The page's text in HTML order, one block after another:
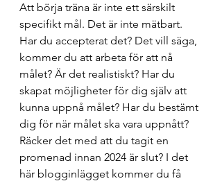
Att börja träna är inte ett särskilt
specifikt mål. Det är inte mätbart.
Har du accepterat det? Det vill säga,
kommer du att arbeta för att nå
målet? Är det realistiskt? Har du
skapat möjligheter för dig själv att
kunna uppnå målet? Har du bestämt
dig för när målet ska vara uppnått?
Räcker det med att du tagit en
promenad innan 2024 är slut? I det
här blogginlägget kommer du få